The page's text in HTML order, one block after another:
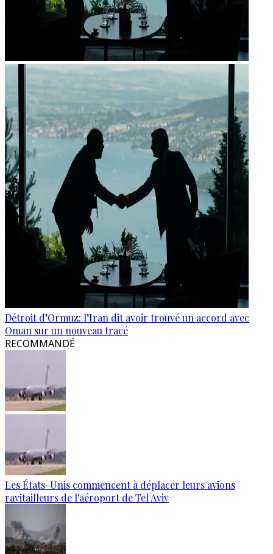
Détroit d’Ormuz: l’Iran dit avoir trouvé un accord avec
Oman sur un nouveau tracé
RECOMMANDÉ
Les États-Unis commencent à déplacer leurs avions
ravitailleurs de l'aéroport de Tel Aviv